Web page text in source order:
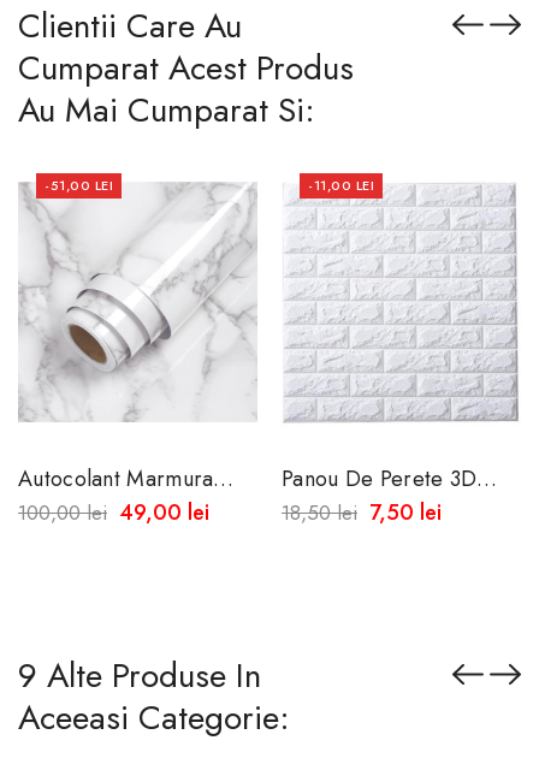
Clientii Care Au
Cumparat Acest Produs
Au Mai Cumparat Si:
-51,00 LEI
Autocolant Marmura
Alba, Universala ,
Perete, Mobilier,
100,00 lei 49,00 lei
-11,00 LEI
Panou De Perete 3D
Autoadeziv Din Spuma
Moale 77x70 X0.5mm
18,50 lei 7,50 lei
9 Alte Produse In
Aceeasi Categorie: